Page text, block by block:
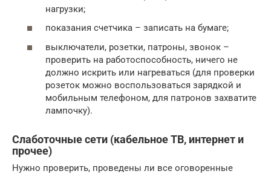
нагрузки;
показания счетчика – записать на бумаге;
выключатели, розетки, патроны, звонок –
проверить на работоспособность, ничего не
должно искрить или нагреваться (для проверки
розеток можно воспользоваться зарядкой и
мобильным телефоном, для патронов захватите
лампочку).
Слаботочные сети (кабельное ТВ, интернет и
прочее)
Нужно проверить, проведены ли все оговоренные